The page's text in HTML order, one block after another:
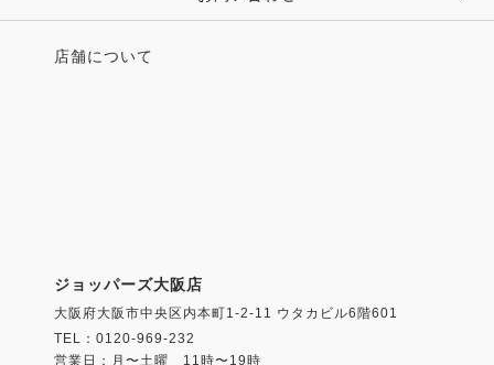
店舗について
ジョッパーズ大阪店
大阪府大阪市中央区内本町1-2-11 ウタカビル6階601
TEL：0120-969-232
営業日：月〜土曜 11時〜19時